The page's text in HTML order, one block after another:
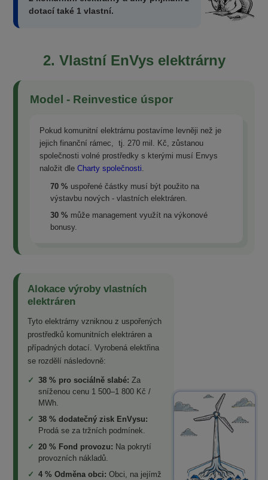
dotací také 1 vlastní.
2. Vlastní EnVys elektrárny
Model - Reinvestice úspor
Pokud komunitní elektrárnu postavíme levněji než je
jejich finanční rámec, tj. 270 mil. Kč, zůstanou
společnosti volné prostředky s kterými musí Envys
naložit dleCharty společnosti.
70 % uspořené částky musí být použito na
výstavbu nových - vlastních elektráren.
30 % může management využít na výkonové
bonusy.
Alokace výroby vlastních
elektráren
Tyto elektrárny vzniknou z uspořených
prostředků komunitních elektráren a
případných dotací. Vyrobená elektřina
se rozdělí následovně:
✓ 38 % pro sociálně slabé: Za
sníženou cenu 1 500–1 800 Kč /
MWh.
✓
38 % dodatečný zisk EnVysu:
Prodá se za tržních podmínek.
✓
20 % Fond provozu: Na pokrytí
provozních nákladů.
✓
4 % Odměna obci: Obci, na jejímž